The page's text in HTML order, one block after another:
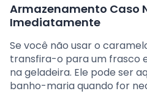
Armazenamento Caso
Imediatamente
Se você não usar o
transfira-o para um frasco
na geladeira. Ele pode ser
banho-maria quando for